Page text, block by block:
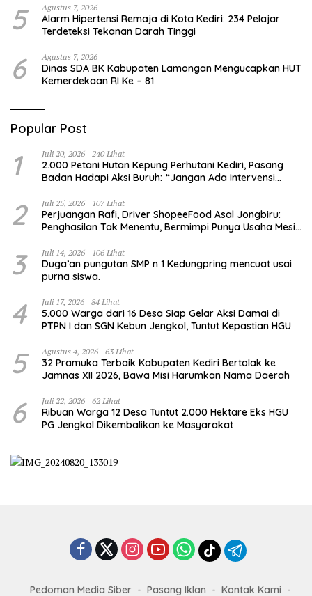
5 Agustus 7, 2026
Alarm Hipertensi Remaja di Kota Kediri: 234 Pelajar
Terdeteksi Tekanan Darah Tinggi
6 Agustus 7, 2026
Dinas SDA BK Kabupaten Lamongan Mengucapkan HUT
Kemerdekaan RI Ke – 81
Popular Post
1 Juli 20, 2026 240 Lihat
2.000 Petani Hutan Kepung Perhutani Kediri, Pasang
Badan Hadapi Aksi Buruh: “Jangan Ada Intervensi
2 Juli 25, 2026 107 Lihat
Perjuangan Rafi, Driver ShopeeFood Asal Jongbiru:
Penghasilan Tak Menentu, Bermimpi Punya Usaha Mesin
3 Juli 14, 2026 106 Lihat
Duga’an pungutan SMP n 1 Kedungpring mencuat usai
purna siswa.
4 Juli 17, 2026 84 Lihat
5.000 Warga dari 16 Desa Siap Gelar Aksi Damai di
PTPN I dan SGN Kebun Jengkol, Tuntut Kepastian HGU
5 Agustus 4, 2026 63 Lihat
32 Pramuka Terbaik Kabupaten Kediri Bertolak ke
Jamnas XII 2026, Bawa Misi Harumkan Nama Daerah
6 Juli 22, 2026 62 Lihat
Ribuan Warga 12 Desa Tuntut 2.000 Hektare Eks HGU
PG Jengkol Dikembalikan ke Masyarakat
Pedoman Media Siber Pasang Iklan Kontak Kami